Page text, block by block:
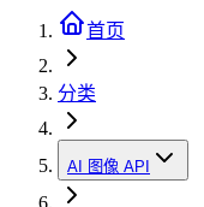
首页
分类
AI 图像 API